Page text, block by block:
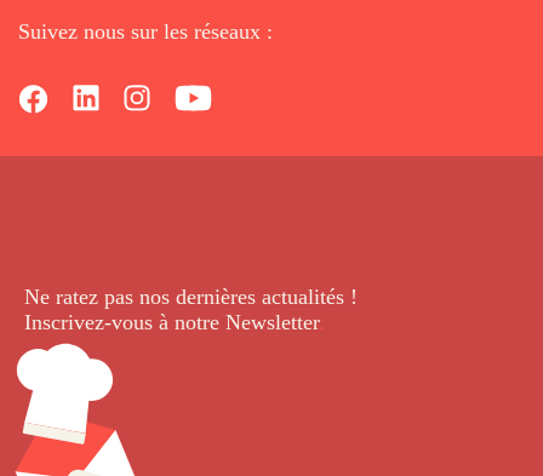
Suivez nous sur les réseaux :
Ne ratez pas nos dernières actualités !
Inscrivez-vous à notre Newsletter.